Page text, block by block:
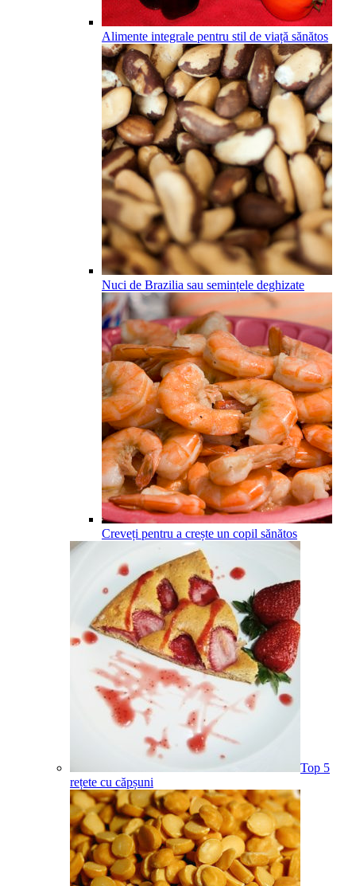
Alimente integrale pentru stil de viață sănătos
Nuci de Brazilia sau semințele deghizate
Creveți pentru a crește un copil sănătos
Top 5
rețete cu căpșuni